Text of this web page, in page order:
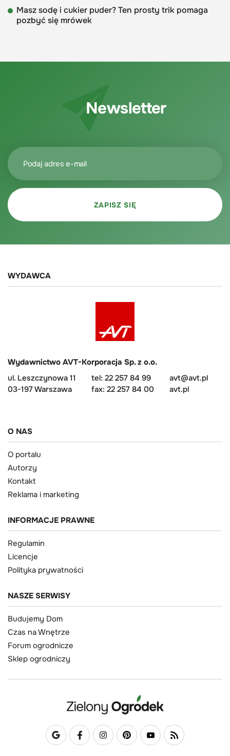
Masz sodę i cukier puder? Ten prosty trik pomaga
pozbyć się mrówek
Newsletter
WYDAWCA
Wydawnictwo AVT-Korporacja Sp. z o.o.
ul. Leszczynowa 11
03-197 Warszawa
tel: 22 257 84 99
fax: 22 257 84 00
avt@avt.pl
avt.pl
O NAS
O portalu
Autorzy
Kontakt
Reklama i marketing
INFORMACJE PRAWNE
Regulamin
Licencje
Polityka prywatności
NASZE SERWISY
Budujemy Dom
Czas na Wnętrze
Forum ogrodnicze
Sklep ogrodniczy